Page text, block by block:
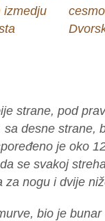
strane, pod
desne strane,
je oko
se svakoj
nogu i dvije
bio je